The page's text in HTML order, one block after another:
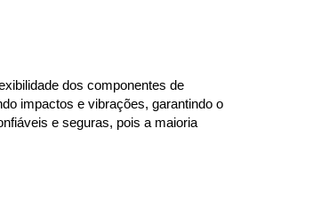
dos componentes de
impactos e vibrações, garantindo o
e seguras, pois a maioria